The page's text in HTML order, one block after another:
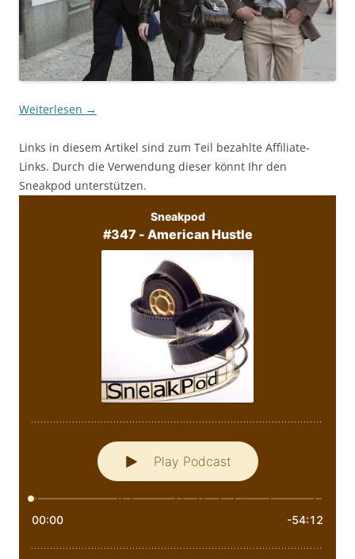
Weiterlesen →
Links in diesem Artikel sind zum Teil bezahlte Affiliate-
Links. Durch die Verwendung dieser könnt Ihr den
Sneakpod unterstützen.